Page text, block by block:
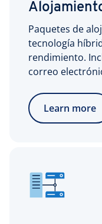
Paquetes de
tecnología
rendimiento.
correo
Learn more